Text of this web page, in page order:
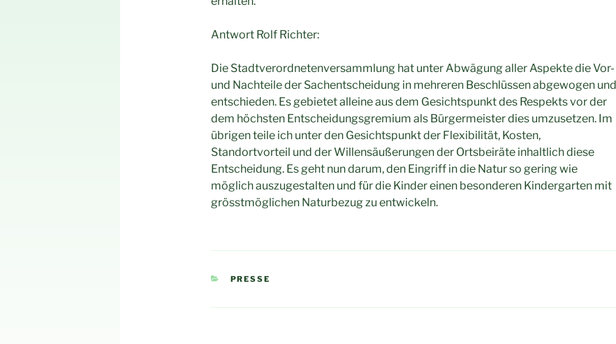
Antwort Rolf Richter:
Die Stadtverordnetenversammlung hat unter Abwägung aller Aspekte die Vor-
und Nachteile der Sachentscheidung in mehreren Beschlüssen abgewogen und
entschieden. Es gebietet alleine aus dem Gesichtspunkt des Respekts vor der
dem höchsten Entscheidungsgremium als Bürgermeister dies umzusetzen. Im
übrigen teile ich unter den Gesichtspunkt der Flexibilität, Kosten,
Standortvorteil und der Willensäußerungen der Ortsbeiräte inhaltlich diese
Entscheidung. Es geht nun darum, den Eingriff in die Natur so gering wie
möglich auszugestalten und für die Kinder einen besonderen Kindergarten mit
grösstmöglichen Naturbezug zu entwickeln.
KATEGORIEN
PRESSE